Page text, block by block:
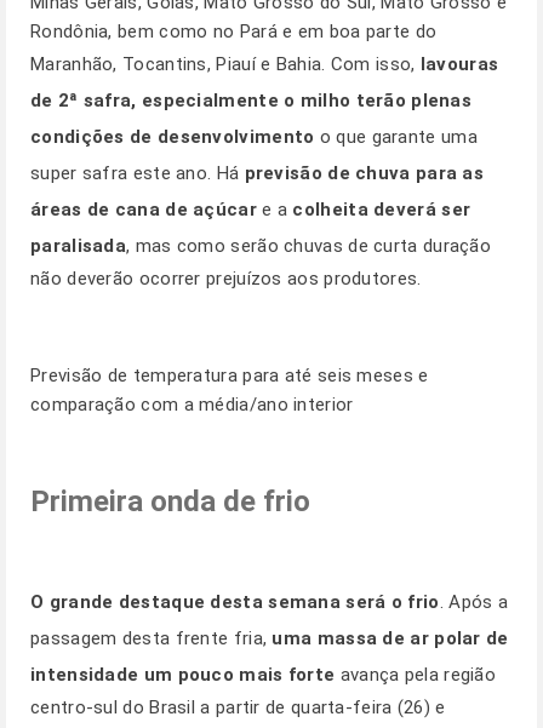
Rondônia, bem como no Pará e em boa parte do
Maranhão, Tocantins, Piauí e Bahia. Com isso, lavouras
de 2ª safra, especialmente o milho terão plenas
condições de desenvolvimento o que garante uma
super safra este ano. Há previsão de chuva para as
áreas de cana de açúcare a colheita deverá ser
paralisada, mas como serão chuvas de curta duração
não deverão ocorrer prejuízos aos produtores.
Previsão de temperatura para até seis meses e
comparação com a média/ano interior
Primeira onda de frio
O grande destaque desta semana será o frio. Após a
passagem desta frente fria, uma massa de ar polar de
intensidade um pouco mais forte avança pela região
centro-sul do Brasil a partir de quarta-feira (26) e